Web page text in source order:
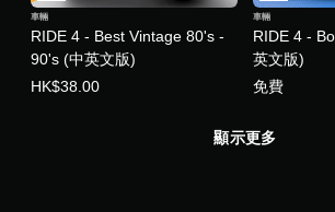
RIDE 4 - Best Vintage 80's -
90's (中英文版)
車輛
HK$38.00
RIDE 4 -
英文版)
車輛
免費
顯示更多